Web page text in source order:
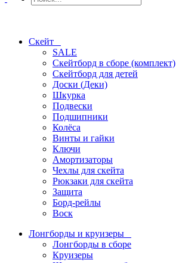
Скейт
SALE
Скейтборд в сборе (комплект)
Скейтборд для детей
Доски (Деки)
Шкурка
Подвески
Подшипники
Колёса
Винты и гайки
Ключи
Амортизаторы
Чехлы для скейта
Рюкзаки для скейта
Защита
Борд-рейлы
Воск
Лонгборды и круизеры
Лонгборды в сборе
Круизеры